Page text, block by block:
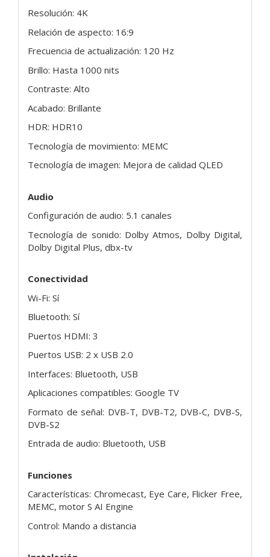
Resolución: 4K
Relación de aspecto: 16:9
Frecuencia de actualización: 120 Hz
Brillo: Hasta 1000 nits
Contraste: Alto
Acabado: Brillante
HDR: HDR10
Tecnología de movimiento: MEMC
Tecnología de imagen: Mejora de calidad QLED
Audio
Configuración de audio: 5.1 canales
Tecnología de sonido: Dolby Atmos, Dolby Digital,
Dolby Digital Plus, dbx-tv
Conectividad
Wi-Fi: Sí
Bluetooth: Sí
Puertos HDMI: 3
Puertos USB: 2 x USB 2.0
Interfaces: Bluetooth, USB
Aplicaciones compatibles: Google TV
Formato de señal: DVB-T, DVB-T2, DVB-C, DVB-S,
DVB-S2
Entrada de audio: Bluetooth, USB
Funciones
Características: Chromecast, Eye Care, Flicker Free,
MEMC, motor S AI Engine
Control: Mando a distancia